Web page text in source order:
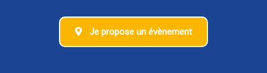
Je propose un évènement